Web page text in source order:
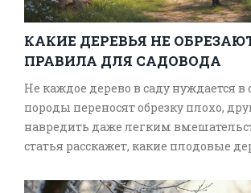
КАКИЕ ДЕРЕВЬЯ НЕ
ПРАВИЛА ДЛЯ САДОВОДА
Не каждое дерево в саду нуждается в
породы переносят обрезку плохо,
навредить даже легким
статья расскажет, какие плодовые
советы, как ухаживать за такими